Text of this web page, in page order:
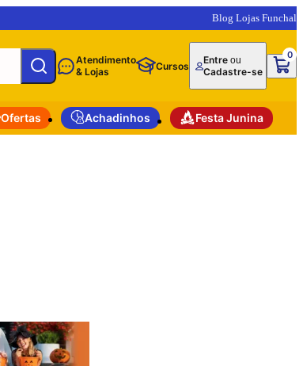
Blog Lojas Funchal
Atendimento
& Lojas
Cursos Entreou
Cadastre-se
0
Ofertas Achadinhos Festa Junina